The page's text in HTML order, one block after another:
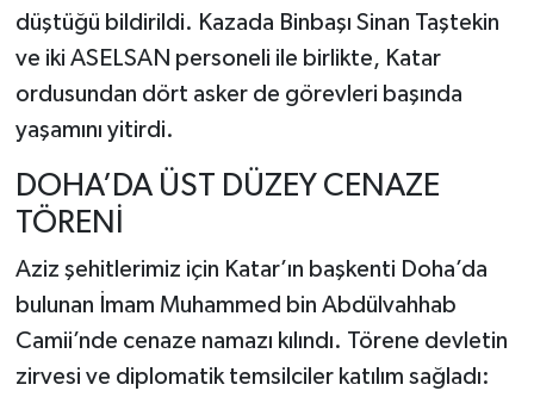
düştüğü bildirildi. Kazada Binbaşı Sinan Taştekin
ve iki ASELSAN personeli ile birlikte, Katar
ordusundan dört asker de görevleri başında
yaşamını yitirdi.
DOHA’DA ÜST DÜZEY CENAZE
TÖRENİ
Aziz şehitlerimiz için Katar’ın başkenti Doha’da
bulunan İmam Muhammed bin Abdülvahhab
Camii’nde cenaze namazı kılındı. Törene devletin
zirvesi ve diplomatik temsilciler katılım sağladı: